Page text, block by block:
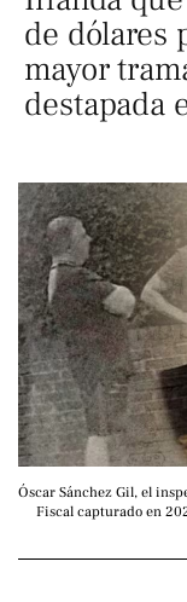
de dólares
mayor
destapada
Óscar Sánchez Gil, el
Fiscal capturado en